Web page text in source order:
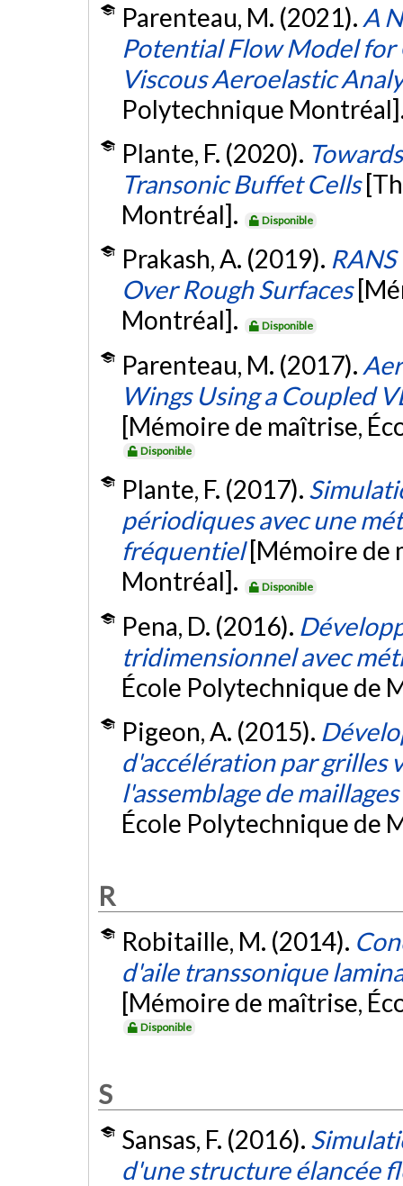
Parenteau, M. (2021). A
Potential Flow Model for
Viscous Aeroelastic
Polytechnique
Plante, F. (2020).
Transonic Buffet Cells
Montréal].
Disponible
Prakash, A. (2019).
Over Rough Surfaces
Montréal].
Disponible
Parenteau, M. (2017).
Wings Using a Coupled
[Mémoire de maîtrise,
Disponible
Plante, F. (2017).
périodiques avec une
fréquentiel [Mémoire de
Montréal].
Disponible
Pena, D. (2016).
tridimensionnel avec
École Polytechnique de
Pigeon, A. (2015).
d'accélération par grilles
l'assemblage de
École Polytechnique de
R
Robitaille, M. (2014).
d'aile transsonique
[Mémoire de maîtrise,
Disponible
S
Sansas, F. (2016).
d'une structure élancée